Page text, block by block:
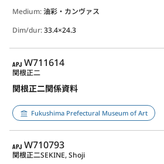
Medium:油彩・カンヴァス
Dim/dur:33.4×24.3
APJ
W711614
関根正二関係資料
関根正二
Fukushima Prefectural Museum of Art
APJ
W710793
関根正二SEKINE, Shoji